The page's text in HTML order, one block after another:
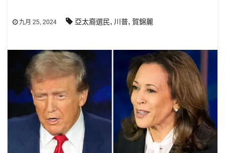
九月 25, 2024 亞太裔選民, 川普, 賀錦麗